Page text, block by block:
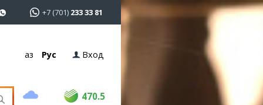
+7 (701) 233 33 81
Қаз Рус Вход
470.5
USD 468.5 470.5